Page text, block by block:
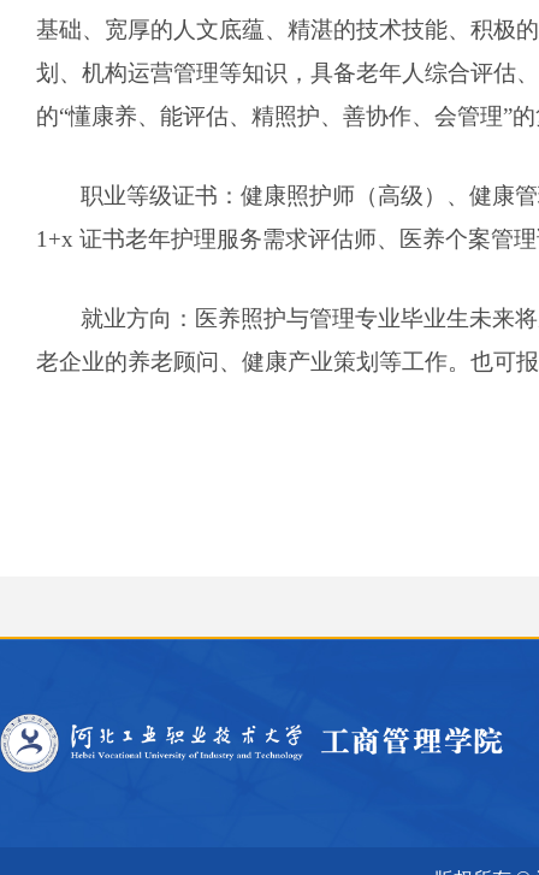
基础、宽厚的人文底蕴、精湛的技术技能、积极
划、机构运营管理等知识，具备老年人综合评估
的“懂康养、能评估、精照护、善协作、会管理”
职业等级证书：健康照护师（高级）、健康
1+x 证书老年护理服务需求评估师、医养个案管
就业方向：医养照护与管理专业毕业生未来
老企业的养老顾问、健康产业策划等工作。也可